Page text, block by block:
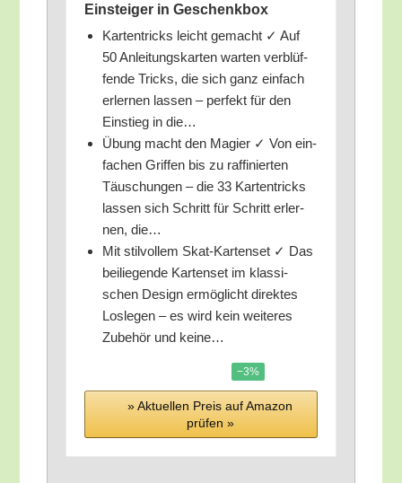
Ein­stei­ger in Geschenkbox
Kar­ten­tricks leicht gemacht ✓ Auf
50 Anlei­tungs­kar­ten war­ten ver­blüf­
fen­de Tricks, die sich ganz ein­fach
erler­nen las­sen – per­fekt für den
Ein­stieg in die…
Übung macht den Magi­er ✓ Von ein­
fa­chen Grif­fen bis zu raf­fi­nier­ten
Täu­schun­gen – die 33 Kar­ten­tricks
las­sen sich Schritt für Schritt erler­
nen, die…
Mit stil­vol­lem Skat-Kar­ten­set ✓ Das
bei­lie­gen­de Kar­ten­set im klas­si­
schen Design ermög­licht direk­tes
Los­le­gen – es wird kein wei­te­res
Zube­hör und keine…
−3%
» Aktu­el­len Preis auf Ama­zon
prü­fen »